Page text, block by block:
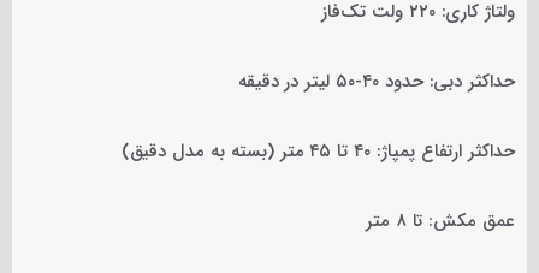
ولتاژ کاری: ۲۲۰ ولت تک‌فاز
حداکثر دبی: حدود ۴۰-۵۰ لیتر در دقیقه
حداکثر ارتفاع پمپاژ: ۴۰ تا ۴۵ متر (بسته به مدل دقیق)
عمق مکش: تا ۸ متر